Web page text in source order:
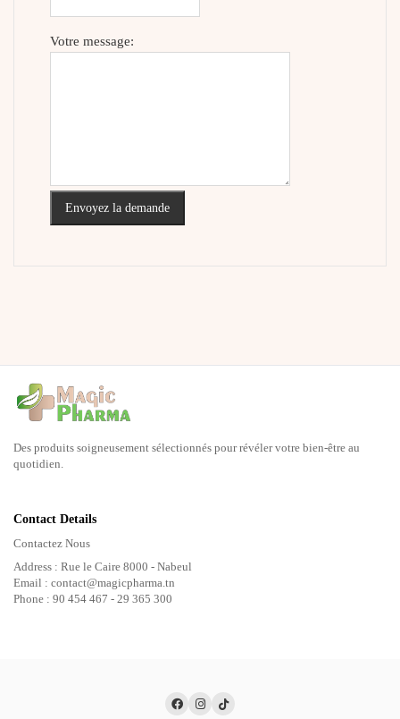
Votre message:
Envoyez la demande
Des produits soigneusement sélectionnés pour révéler votre bien-être au
quotidien.
Contact Details
Contactez Nous
Address : Rue le Caire 8000 - Nabeul
Email : contact@magicpharma.tn
Phone : 90 454 467 - 29 365 300